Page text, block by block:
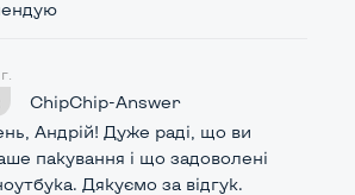
Металл+пластик
Нет
ChipChip-Answer
Андрій! Дуже раді, що ви
пакування і що задоволені
Дякуємо за відгук.